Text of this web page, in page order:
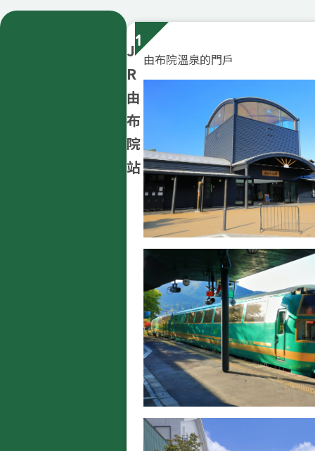
1
J
R
由
布
院
站
由布院溫泉的門戶